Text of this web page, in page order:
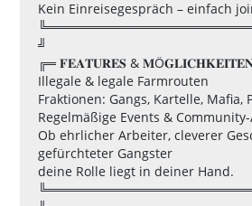
Kein Einreisegespräch – einfach
╝
╔═ 𝐅𝐄𝐀𝐓𝐔𝐑𝐄𝐒 &
Illegale & legale Farmrouten
Fraktionen: Gangs, Kartelle, Mafia,
Regelmäßige Events &
Ob ehrlicher Arbeiter, cleverer
gefürchteter Gangster
deine Rolle liegt in deiner Hand.